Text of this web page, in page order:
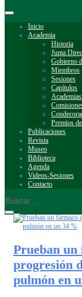
Inicio
Academia
Historia
Junta
Gobierno
Miembros
Sesiones
Capítulos
Premios
Publicaciones
Revista
Museo
Biblioteca
Agenda
Videos-Sesiones
Contacto
Prueban un
progresión
pulmón en